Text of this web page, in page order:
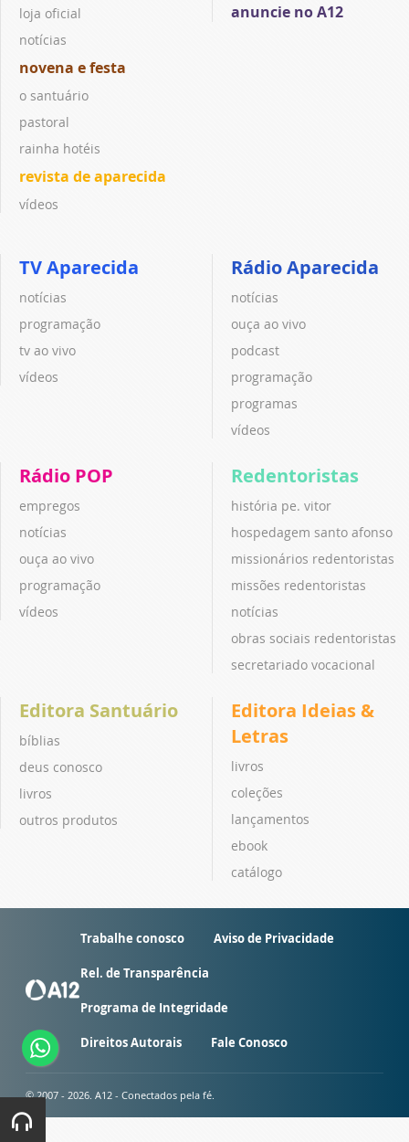
loja oficial
notícias
novena e festa
o santuário
pastoral
rainha hotéis
revista de aparecida
vídeos
anuncie no A12
TV Aparecida
notícias
programação
tv ao vivo
vídeos
Rádio Aparecida
notícias
ouça ao vivo
podcast
programação
programas
vídeos
Rádio POP
empregos
notícias
ouça ao vivo
programação
vídeos
Redentoristas
história pe. vitor
hospedagem santo afonso
missionários redentoristas
missões redentoristas
notícias
obras sociais redentoristas
secretariado vocacional
Editora Santuário
bíblias
deus conosco
livros
outros produtos
Editora Ideias &
Letras
livros
coleções
lançamentos
ebook
catálogo
Trabalhe conosco Aviso de Privacidade
Rel. de Transparência
Programa de Integridade
Direitos Autorais Fale Conosco
© 2007 - 2026. A12 - Conectados pela fé.